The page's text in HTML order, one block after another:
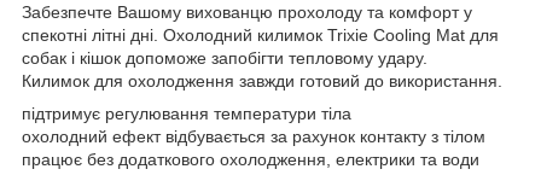
Забезпечте Вашому вихованцю прохолоду та комфорт у
спекотні літні дні. Охолодний килимок Trixie Cooling Mat для
собак і кішок допоможе запобігти тепловому удару.
Килимок для охолодження завжди готовий до використання.
підтримує регулювання температури тіла
охолодний ефект відбувається за рахунок контакту з тілом
працює без додаткового охолодження, електрики та води